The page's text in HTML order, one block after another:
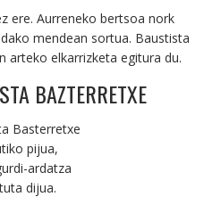
ere. Aurreneko bertsoa nork
mendean sortua. Baustista
arteko elkarrizketa egitura du.
BAZTERRETXE
Basterretxe
pijua,
ardatza
dijua.